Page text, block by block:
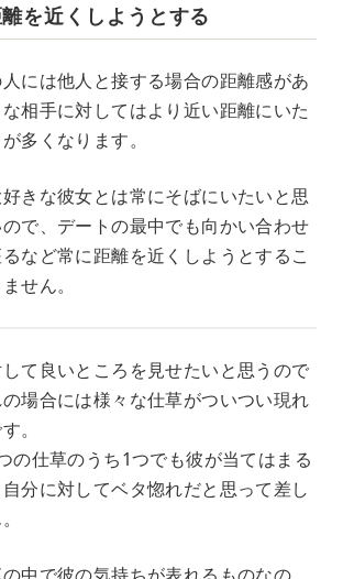
離を近くしようとする
には他人と接する場合の距離感があ
相手に対してはより近い距離にいた
多くなります。
きな彼女とは常にそばにいたいと思
で、デートの最中でも向かい合わせ
など常に距離を近くしようとするこ
せん。
て良いところを見せたいと思うので
場合には様々な仕草がついつい現れ
。
の仕草のうち1つでも彼が当てはまる
分に対してベタ惚れだと思って差し
中で彼の気持ちが表れるものなの